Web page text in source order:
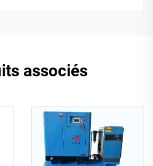
associés